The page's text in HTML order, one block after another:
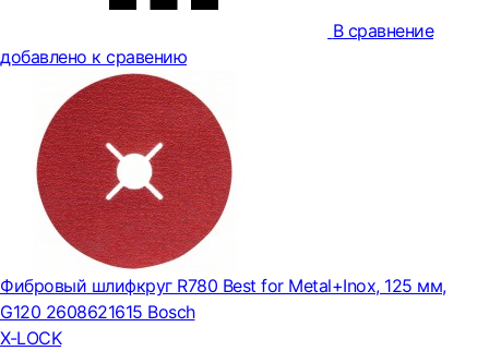
В сравнение
добавлено к сравению
Фибровый шлифкруг R780 Best for Metal+Inox, 125 мм,
G120 2608621615 Bosch
X-LOCK